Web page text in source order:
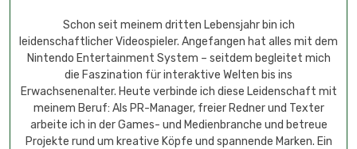
Schon seit meinem dritten Lebensjahr bin ich
leidenschaftlicher Videospieler. Angefangen hat alles mit dem
Nintendo Entertainment System – seitdem begleitet mich
die Faszination für interaktive Welten bis ins
Erwachsenenalter. Heute verbinde ich diese Leidenschaft mit
meinem Beruf: Als PR-Manager, freier Redner und Texter
arbeite ich in der Games- und Medienbranche und betreue
Projekte rund um kreative Köpfe und spannende Marken. Ein